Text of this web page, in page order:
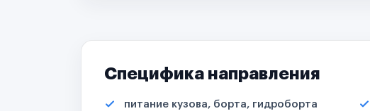
Специфика направления
питание кузова, борта, гидроборта